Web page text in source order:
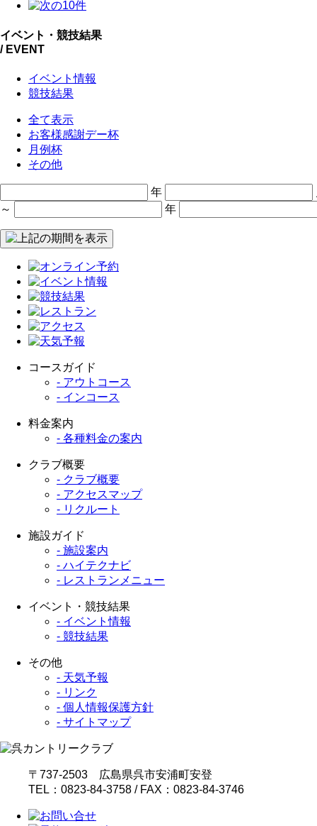
イベント・競技結果
/ EVENT
イベント情報
競技結果
全て表示
お客様感謝デー杯
月例杯
その他
年
～
年
コースガイド
- アウトコース
- インコース
料金案内
- 各種料金の案内
クラブ概要
- クラブ概要
- アクセスマップ
- リクルート
施設ガイド
- 施設案内
- ハイテクナビ
- レストランメニュー
イベント・競技結果
- イベント情報
- 競技結果
その他
- 天気予報
- リンク
- 個人情報保護方針
- サイトマップ
〒737-2503 広島県呉市安浦町安登
TEL：0823-84-3758 / FAX：0823-84-3746